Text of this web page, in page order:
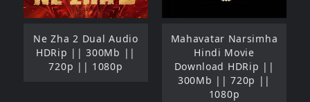
Ne Zha 2 Dual Audio
HDRip || 300Mb ||
720p || 1080p
Mahavatar Narsimha
Hindi Movie
Download HDRip ||
300Mb || 720p ||
1080p